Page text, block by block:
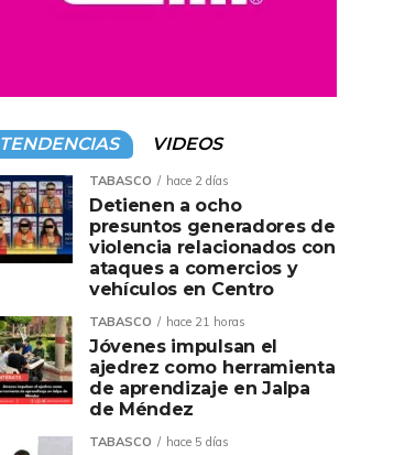
TENDENCIAS VIDEOS
TABASCO hace 2 días
Detienen a ocho
presuntos generadores de
violencia relacionados con
ataques a comercios y
vehículos en Centro
TABASCO hace 21 horas
Jóvenes impulsan el
ajedrez como herramienta
de aprendizaje en Jalpa
de Méndez
TABASCO hace 5 días